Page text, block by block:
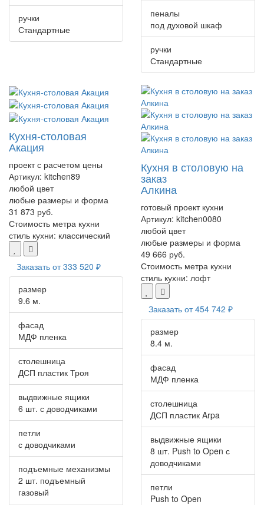
ручки
Стандартные
пеналы
под духовой шкаф
ручки
Стандартные
Кухня-столовая
Акация
проект с расчетом цены
Артикул: kitchen89
любой цвет
любые размеры и форма
31 873 руб.
Стоимость метра кухни
стиль кухни: классический
Заказать от333 520 ₽
размер
9.6 м.
фасад
МДФ пленка
столешница
ДСП пластик Троя
выдвижные ящики
6 шт. с доводчиками
петли
с доводчиками
подъемные механизмы
2 шт. подъемный
газовый
Кухня в столовую на
заказ
Алкина
готовый проект кухни
Артикул: kitchen0080
любой цвет
любые размеры и форма
49 666 руб.
Стоимость метра кухни
стиль кухни: лофт
Заказать от454 742 ₽
размер
8.4 м.
фасад
МДФ пленка
столешница
ДСП пластик Arpa
выдвижные ящики
8 шт. Push to Open с
доводчиками
петли
Push to Open